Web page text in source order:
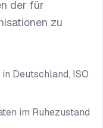
der für
zu
Deutschland, ISO
im Ruhezustand